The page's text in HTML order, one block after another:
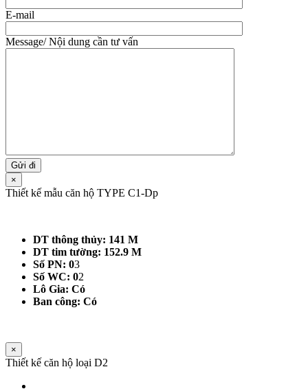
E-mail
Message/ Nội dung cần tư vấn
×
Thiết kế mẫu căn hộ TYPE C1-Dp
DT thông thủy: 141 M
DT tim tường: 152.9 M
Số PN: 03
Số WC: 02
Lô Gia: Có
Ban công: Có
×
Thiết kế căn hộ loại D2